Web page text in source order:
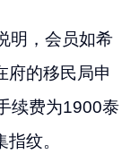
明，会员如希
府的移民局申
续费为1900泰
纹。